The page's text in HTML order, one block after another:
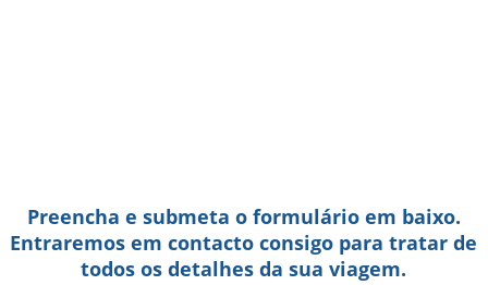
Preencha e submeta o formulário em baixo.
todos os detalhes da sua viagem.